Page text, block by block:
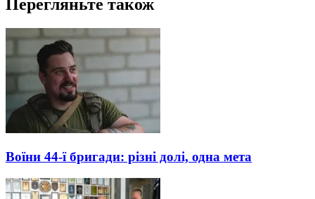
Перегляньте також
Воїни 44-ї бригади: різні долі, одна мета